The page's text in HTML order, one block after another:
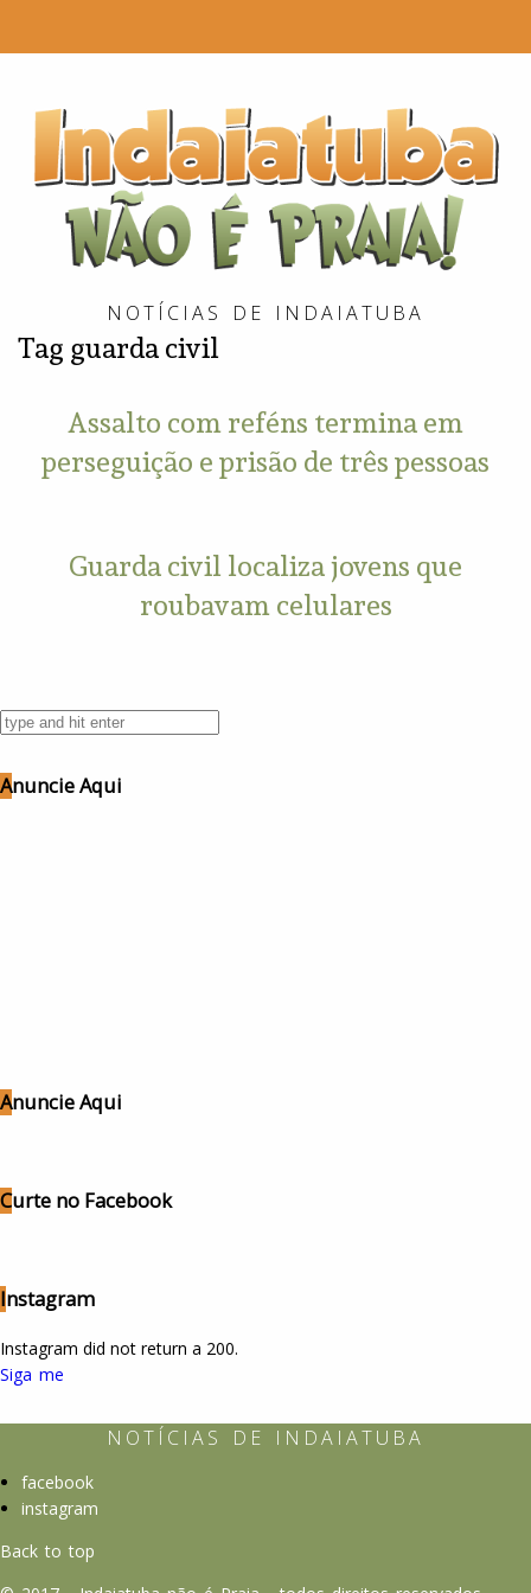
NOTÍCIAS DE INDAIATUBA
Tagguarda civil
Assalto com reféns termina em
perseguição e prisão de três pessoas
Guarda civil localiza jovens que
roubavam celulares
Anuncie Aqui
Anuncie Aqui
Curte no Facebook
Instagram
Instagram did not return a 200.
Siga me
não
é
NOTÍCIAS DE INDAIATUBA
facebook
instagram
Back to top